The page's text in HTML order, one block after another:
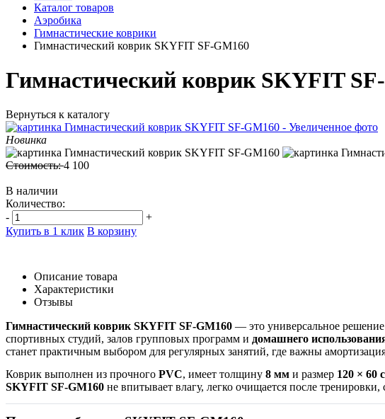
Каталог товаров
Аэробика
Гимнастические коврики
Гимнастический коврик SKYFIT SF-GM160
Гимнастический коврик SKYFIT
Вернуться к каталогу
Новинка
Стоимость:4 100
В наличии
Количество:
-
+
Купить в 1 клик В корзину
Описание товара
Характеристики
Отзывы
Гимнастический коврик SKYFIT SF-GM160 — это универсальное
спортивных студий, залов групповых программ и домашнего
станет практичным выбором для регулярных занятий, где важны
Коврик выполнен из прочного PVC, имеет толщину 8 мм и размер 120 × 60
SKYFIT SF-GM160 не впитывает влагу, легко очищается после